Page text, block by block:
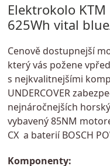
Elektrokolo KTM
625Wh vital
Cenově dostupnejší
který vás požene
s nejkvalitnejšími
UNDERCOVER
nejnáročnejších
vybavený 85NM
CX a baterií BOSCH
Komponenty: